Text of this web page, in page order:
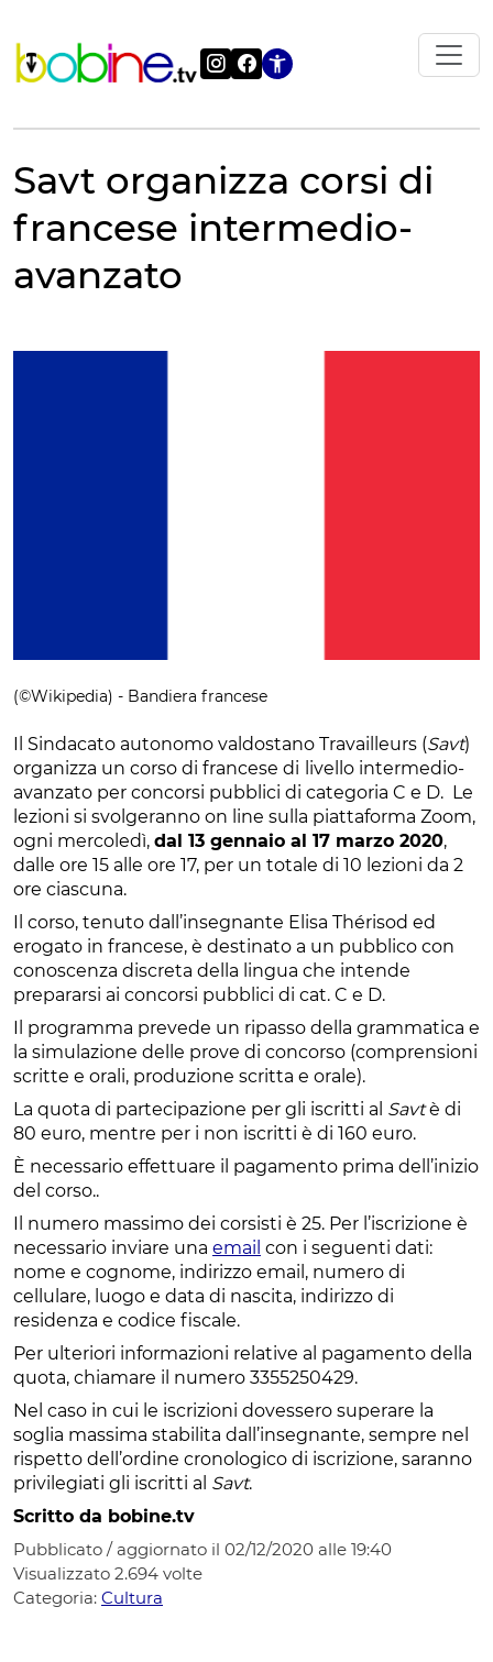
contenuto
Apri le
Savt organizza corsi di
francese intermedio-
avanzato
(©Wikipedia) - Bandiera francese
Il Sindacato autonomo valdostano Travailleurs (Savt)
organizza un corso di francese di livello intermedio-
avanzato per concorsi pubblici di categoria C e D. Le
lezioni si svolgeranno on line sulla piattaforma Zoom,
ogni mercoledì, dal 13 gennaio al 17 marzo 2020,
dalle ore 15 alle ore 17, per un totale di 10 lezioni da 2
ore ciascuna.
Il corso, tenuto dall’insegnante Elisa Thérisod ed
erogato in francese, è destinato a un pubblico con
conoscenza discreta della lingua che intende
prepararsi ai concorsi pubblici di cat. C e D.
Il programma prevede un ripasso della grammatica e
la simulazione delle prove di concorso (comprensioni
scritte e orali, produzione scritta e orale).
La quota di partecipazione per gli iscritti al Savtè di
80 euro, mentre per i non iscritti è di 160 euro.
È necessario effettuare il pagamento prima dell’inizio
del corso..
Il numero massimo dei corsisti è 25. Per l’iscrizione è
necessario inviare una email con i seguenti dati:
nome e cognome, indirizzo email, numero di
cellulare, luogo e data di nascita, indirizzo di
residenza e codice fiscale.
Per ulteriori informazioni relative al pagamento della
quota, chiamare il numero 3355250429.
Nel caso in cui le iscrizioni dovessero superare la
soglia massima stabilita dall’insegnante, sempre nel
rispetto dell’ordine cronologico di iscrizione, saranno
privilegiati gli iscritti al Savt.
Scritto da bobine.tv
Pubblicato / aggiornato il 02/12/2020 alle 19:40
Visualizzato 2.694 volte
Categoria: Cultura